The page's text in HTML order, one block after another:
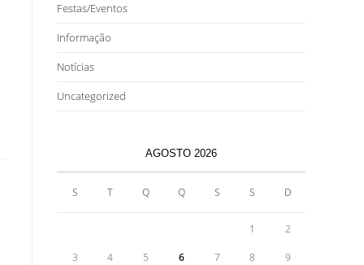
Festas/Eventos
Informação
Notícias
Uncategorized
AGOSTO 2026
S T Q Q S S D
1 2
3 4 5 6 7 8 9